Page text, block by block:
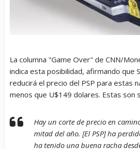
La columna "Game Over" de CNN/
indica esta posibilidad, afirmando que
reducirá el precio del PSP para estas
menos que U$149 dolares. Estas son
Hay un corte de precio en
mitad del año. [El PSP] ha
ha tenido una buena racha